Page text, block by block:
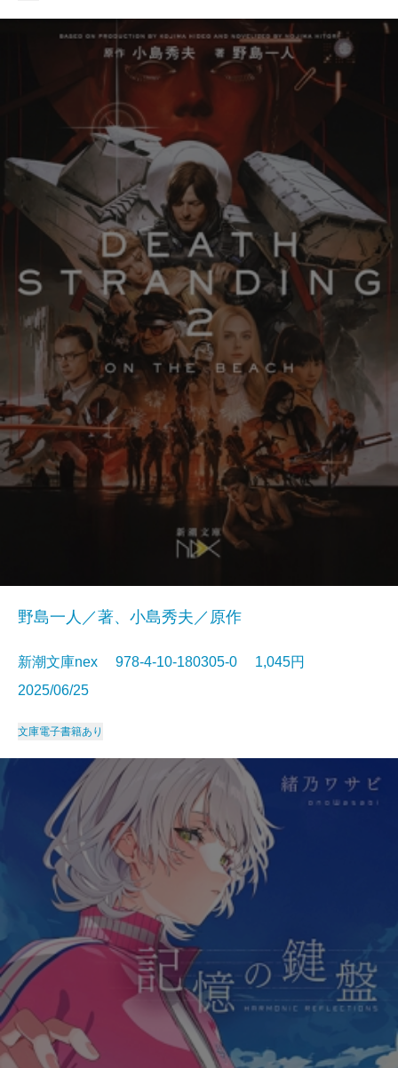
野島一人／著、小島秀夫／原作
新潮文庫nex 978-4-10-180305-0 1,045円
2025/06/25
文庫電子書籍あり